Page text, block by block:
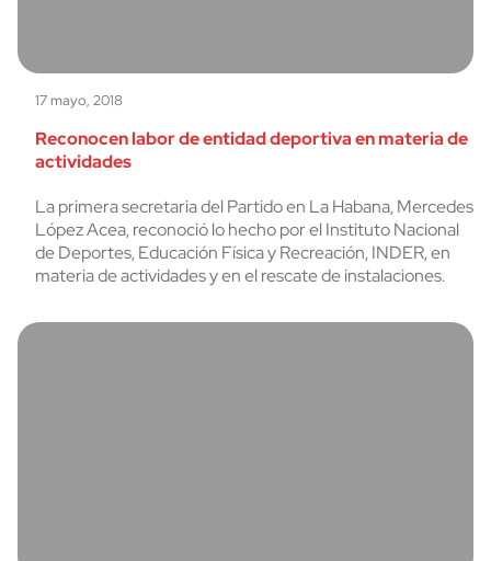
17 mayo, 2018
Reconocen labor de entidad deportiva en materia de
actividades
La primera secretaria del Partido en La Habana, Mercedes
López Acea, reconoció lo hecho por el Instituto Nacional
de Deportes, Educación Física y Recreación, INDER, en
materia de actividades y en el rescate de instalaciones.